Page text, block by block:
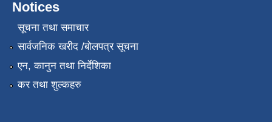
Notices
सूचना तथा समाचार
सार्वजनिक खरीद /बोलपत्र सूचना
एन, कानुन तथा निर्देशिका
कर तथा शुल्कहरु